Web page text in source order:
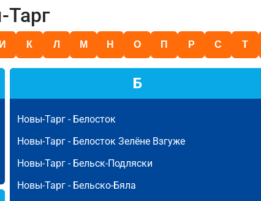
К Л М Н О П Р С Т
Б
Новы-Тарг - Белосток
Новы-Тарг - Белосток Зелёне Взгуже
Новы-Тарг - Бельск-Подляски
Новы-Тарг - Бельско-Бяла